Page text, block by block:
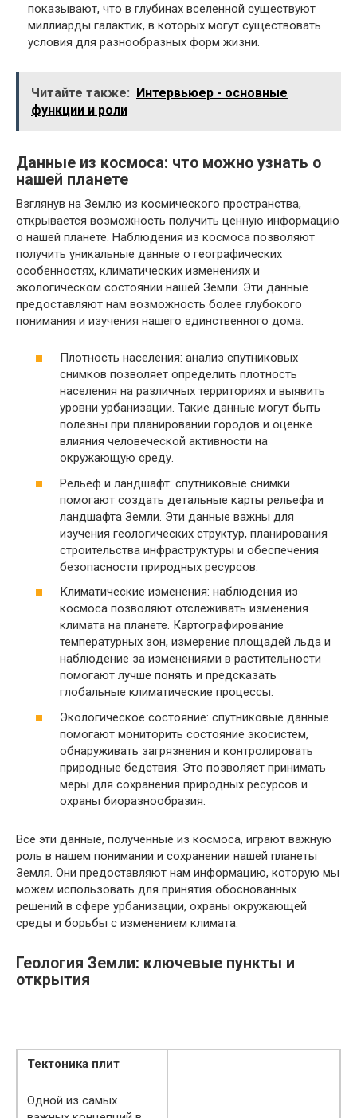
показывают, что в глубинах вселенной существуют
миллиарды галактик, в которых могут существовать
условия для разнообразных форм жизни.
Читайте также: Интервьюер - основные
функции и роли
Данные из космоса: что можно узнать о
нашей планете
Взглянув на Землю из космического пространства,
открывается возможность получить ценную информацию
о нашей планете. Наблюдения из космоса позволяют
получить уникальные данные о географических
особенностях, климатических изменениях и
экологическом состоянии нашей Земли. Эти данные
предоставляют нам возможность более глубокого
понимания и изучения нашего единственного дома.
Плотность населения: анализ спутниковых
снимков позволяет определить плотность
населения на различных территориях и выявить
уровни урбанизации. Такие данные могут быть
полезны при планировании городов и оценке
влияния человеческой активности на
окружающую среду.
Рельеф и ландшафт: спутниковые снимки
помогают создать детальные карты рельефа и
ландшафта Земли. Эти данные важны для
изучения геологических структур, планирования
строительства инфраструктуры и обеспечения
безопасности природных ресурсов.
Климатические изменения: наблюдения из
космоса позволяют отслеживать изменения
климата на планете. Картографирование
температурных зон, измерение площадей льда и
наблюдение за изменениями в растительности
помогают лучше понять и предсказать
глобальные климатические процессы.
Экологическое состояние: спутниковые данные
помогают мониторить состояние экосистем,
обнаруживать загрязнения и контролировать
природные бедствия. Это позволяет принимать
меры для сохранения природных ресурсов и
охраны биоразнообразия.
Все эти данные, полученные из космоса, играют важную
роль в нашем понимании и сохранении нашей планеты
Земля. Они предоставляют нам информацию, которую мы
можем использовать для принятия обоснованных
решений в сфере урбанизации, охраны окружающей
среды и борьбы с изменением климата.
Геология Земли: ключевые пункты и
открытия
Тектоника плит
Одной из самых